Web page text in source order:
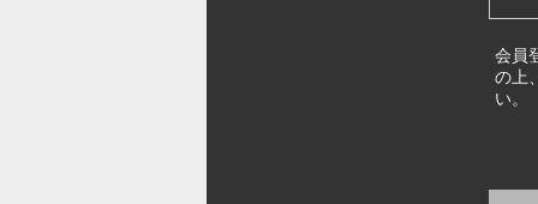
会員
の上
い。